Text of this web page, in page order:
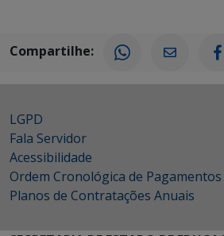
Compartilhe:
LGPD
Fala Servidor
Acessibilidade
Ordem Cronológica de Pagamentos
Planos de Contratações Anuais